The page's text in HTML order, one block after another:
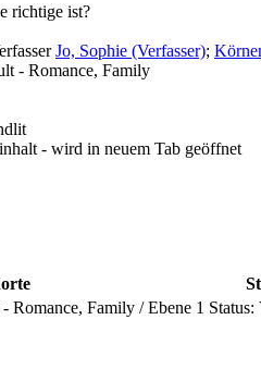
richtige ist?
Jo, Sophie (Verfasser);
- Romance, Family
- wird in neuem Tab geöffnet
Romance, Family / Ebene 1 Status: